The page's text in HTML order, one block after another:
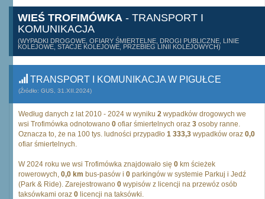
WIEŚ TROFIMÓWKA - TRANSPORT I
KOMUNIKACJA
(WYPADKI DROGOWE, OFIARY ŚMIERTELNE, DROGI PUBLICZNE, LINIE
KOLEJOWE, STACJE KOLEJOWE, PRZEBIEG LINII KOLEJOWYCH)
TRANSPORT I KOMUNIKACJA W PIGUŁCE
(Źródło: GUS, 31.XII.2024)
Według danych z lat 2010 - 2024 w wyniku 2 wypadków drogowych we
wsi Trofimówka odnotowano 0 ofiar śmiertelnych oraz 3 osoby ranne.
Oznacza to, że na 100 tys. ludności przypadło 1 333,3 wypadków oraz 0,0
ofiar śmiertelnych.
W 2024 roku we wsi Trofimówka znajdowało się 0 km ścieżek
rowerowych, 0,0 km bus-pasów i 0 parkingów w systemie Parkuj i Jedź
(Park & Ride). Zarejestrowano 0 wypisów z licencji na przewóz osób
taksówkami oraz 0 licencji na taksówki.